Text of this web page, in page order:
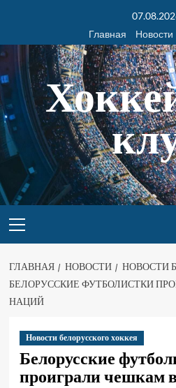
Главная
Новости
ГЛАВНАЯ НОВОСТИ
НОВОСТИ
БЕЛОРУССКИЕ ФУТБОЛИСТКИ
НАЦИЙ
Новости белорусского хоккея
Белорусские
проиграли чешкам